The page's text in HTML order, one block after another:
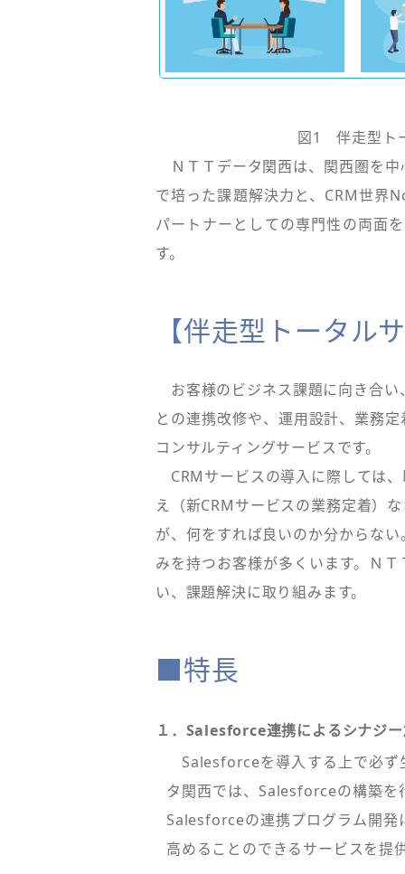
図1 伴走型ト
ＮＴＴデータ関西は、関西圏を
で培った課題解決力と、CRM世界
パートナーとしての専門性の両面
す。
【伴走型トータル
お客様のビジネス課題に向き合
との連携改修や、運用設計、業務
コンサルティングサービスです。
CRMサービスの導入に際しては
え（新CRMサービスの業務定着）
が、何をすれば良いのか分からな
みを持つお客様が多くいます。Ｎ
い、課題解決に取り組みます。
■特長
１．Salesforce連携によるシナジ
Salesforceを導入する上で必ず
タ関西では、Salesforceの構築を
Salesforceの連携プログラム開
高めることのできるサービスを提